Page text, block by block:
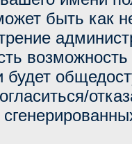
быть как
будет